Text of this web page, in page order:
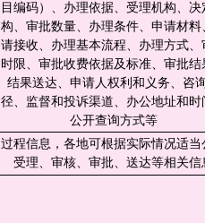
目编码）、办理依据、受理机构、决
构、审批数量、办理条件、申请材料
请接收、办理基本流程、办理方式、
时限、审批收费依据及标准、审批结
结果送达、申请人权利和义务、咨
径、监督和投诉渠道、办公地址和时
公开查询方式等
过程信息，各地可根据实际情况适当
受理、审核、审批、送达等相关信